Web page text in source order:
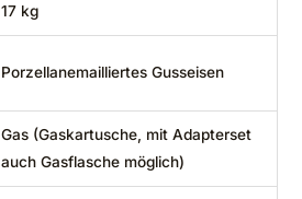
17 kg
Porzellanemailliertes Gusseisen
Gas (Gaskartusche, mit Adapterset
auch Gasflasche möglich)